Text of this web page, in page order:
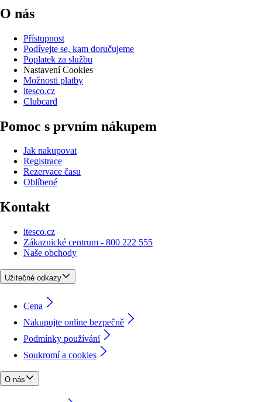
O nás
Přístupnost
Podívejte se, kam doručujeme
Poplatek za službu
Nastavení Cookies
Možnosti platby
itesco.cz
Clubcard
Pomoc s prvním nákupem
Jak nakupovat
Registrace
Rezervace času
Oblíbené
Kontakt
itesco.cz
Zákaznické centrum - 800 222 555
Naše obchody
Užitečné odkazy
Cena
Nakupujte online bezpečně
Podmínky používání
Soukromí a cookies
O nás